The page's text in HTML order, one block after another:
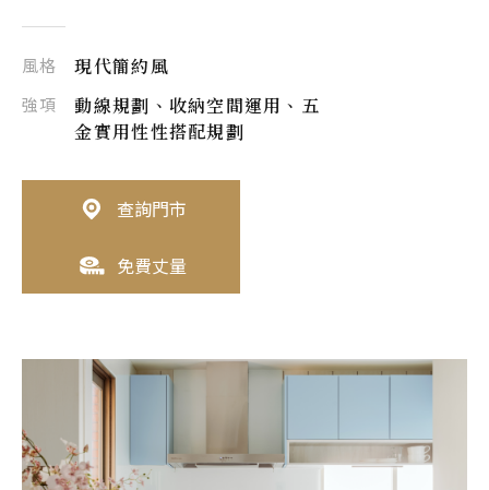
風格 現代簡約風
強項
動線規劃、收納空間運用、五
金實用性性搭配規劃
查詢門市
免費丈量